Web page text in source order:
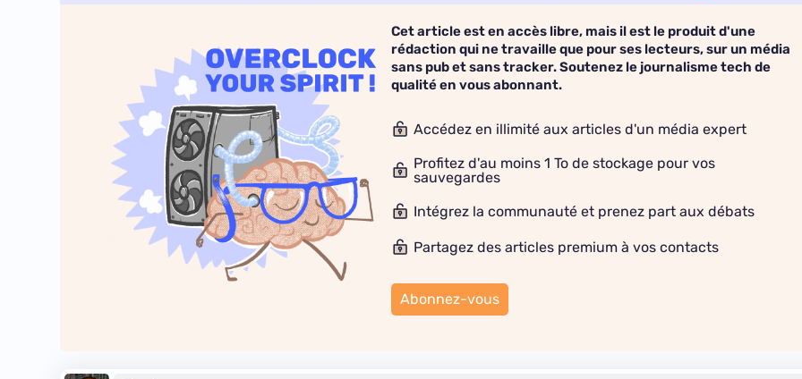
Cet article est en accès libre, mais il est le produit d'une
rédaction qui ne travaille que pour ses lecteurs, sur un média
sans pub et sans tracker. Soutenez le journalisme tech de
qualité en vous abonnant.
Accédez en illimité aux articles d'un média expert
Profitez d'au moins 1 To de stockage pour vos
sauvegardes
Intégrez la communauté et prenez part aux débats
Partagez des articles premium à vos contacts
Abonnez-vous